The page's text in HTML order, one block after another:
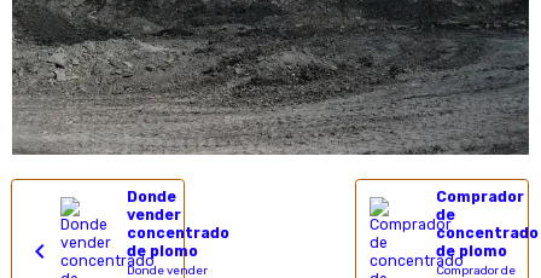
Donde
vender
concentrado
de plomo
Donde vender
Comprador
de
concentrado
de plomo
Comprador de